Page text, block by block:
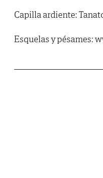
Capilla ardiente:
Esquelas y pésames: